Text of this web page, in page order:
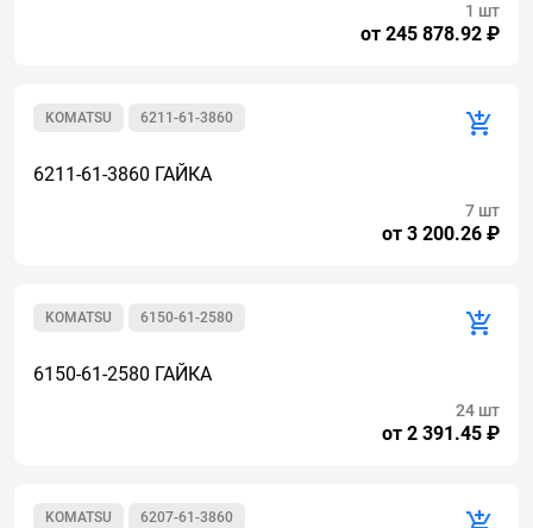
от 245 878.92 ₽
1 шт
6211-61-3860
KOMATSU
6211-61-3860 ГАЙКА
от 3 200.26 ₽
7 шт
6150-61-2580
KOMATSU
6150-61-2580 ГАЙКА
от 2 391.45 ₽
24 шт
6207-61-3860
KOMATSU